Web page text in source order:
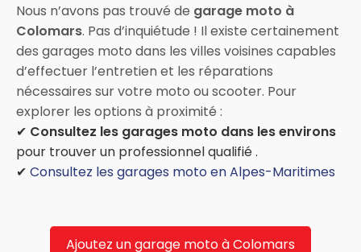
Nous n’avons pas trouvé de garage moto à
Colomars. Pas d’inquiétude ! Il existe certainement
des garages moto dans les villes voisines capables
d’effectuer l’entretien et les réparations
nécessaires sur votre moto ou scooter. Pour
explorer les options à proximité :
✔ Consultez les garages moto dans les environs
pour trouver un professionnel qualifié .
✔ Consultez les garages moto en Alpes-Maritimes
Ajoutez un garage moto à Colomars